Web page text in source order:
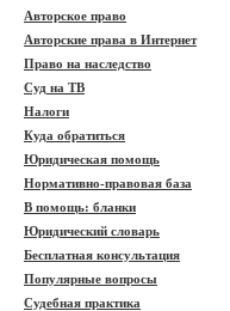
Авторское право
Авторские права в Интернет
Право на наследство
Суд на ТВ
Налоги
Куда обратиться
Юридическая помощь
Нормативно-правовая база
В помощь: бланки
Юридический словарь
Бесплатная консультация
Популярные вопросы
Судебная практика